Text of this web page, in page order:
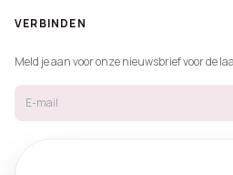
VERBINDEN
Meld je aan voor onze nieuwsbrief voor de